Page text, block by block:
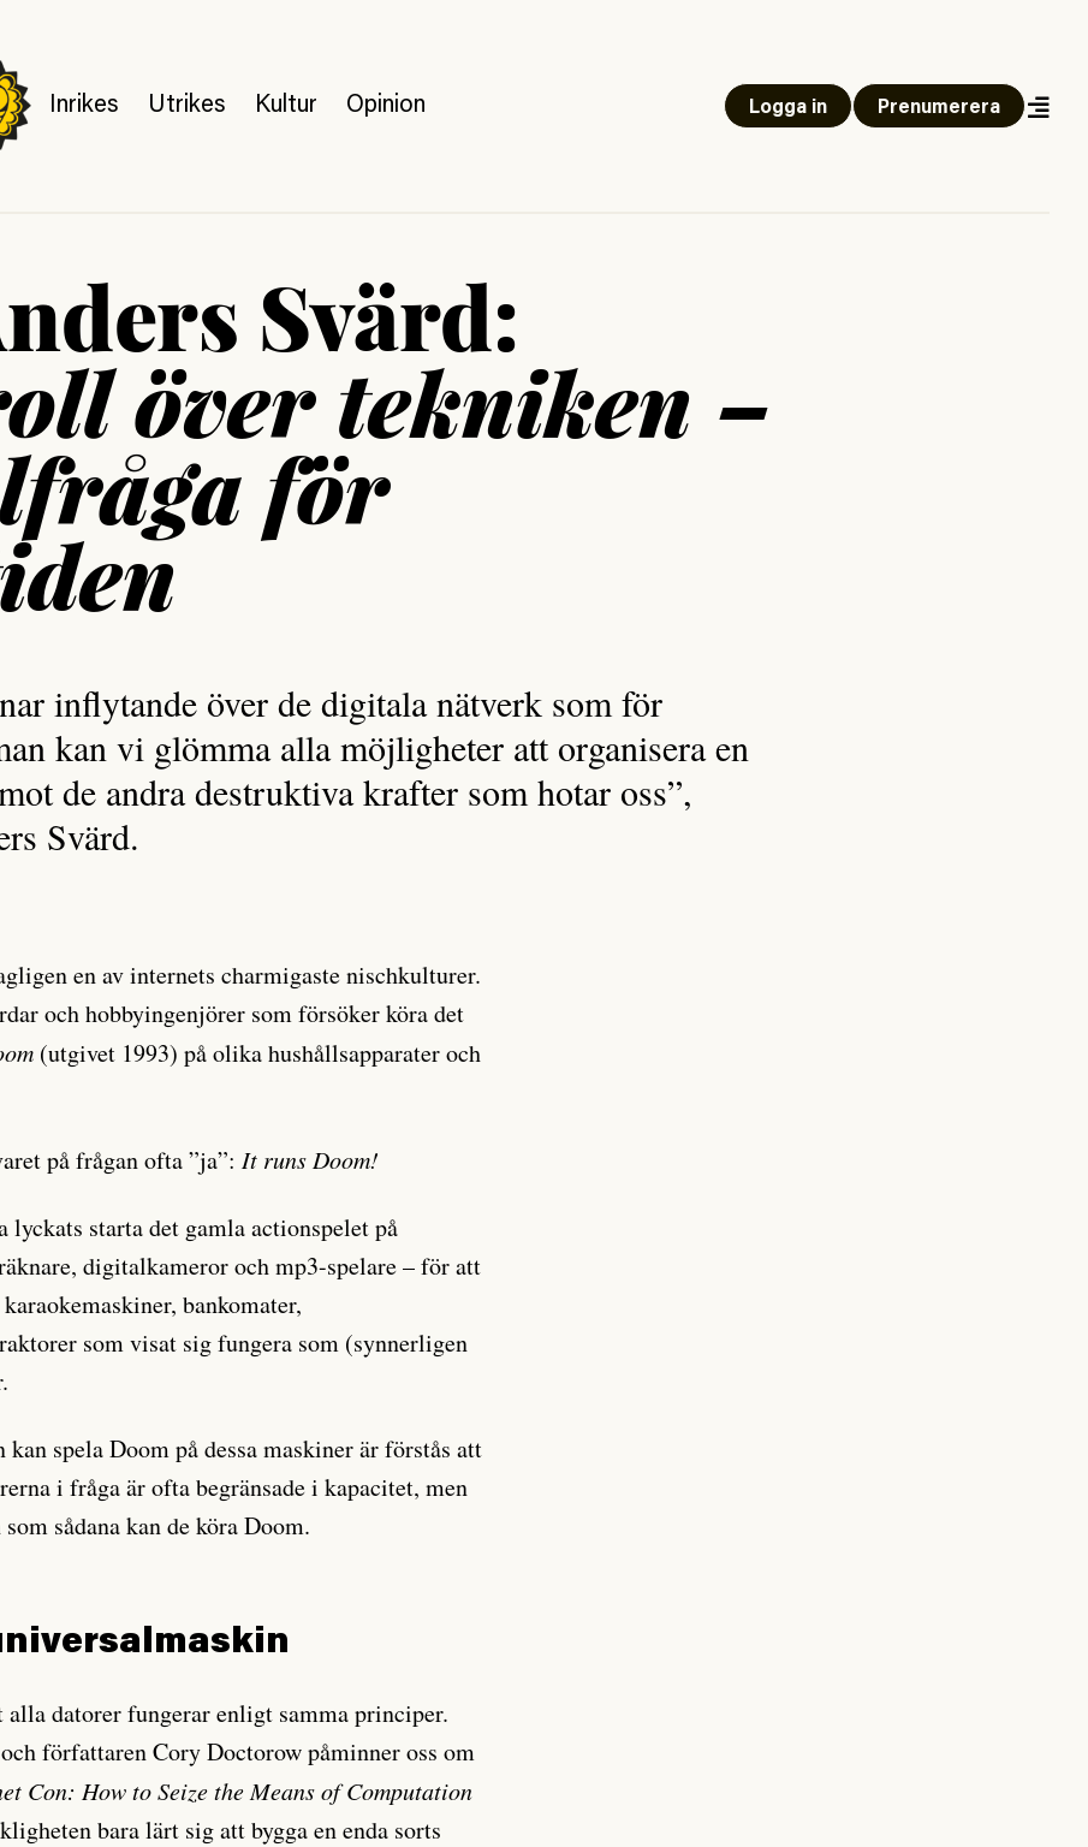
Inrikes Utrikes Kultur Opinion Logga in Prenumerera
Svärd:
över tekniken –
för
inflytande över de digitala nätverk som för
kan vi glömma alla möjligheter att organisera en
de andra destruktiva krafter som hotar oss”,
Svärd.
en av internets charmigaste nischkulturer.
och hobbyingenjörer som försöker köra det
(utgivet 1993) på olika hushållsapparater och
på frågan ofta ”ja”:It runs Doom!
starta det gamla actionspelet på
digitalkameror och mp3-spelare – för att
bankomater,
som visat sig fungera som (synnerligen
spela Doom på dessa maskiner är förstås att
i fråga är ofta begränsade i kapacitet, men
sådana kan de köra Doom.
alla datorer fungerar enligt samma principer.
författaren Cory Doctorow påminner oss om
Con: How to Seize the Means of Computation
bara lärt sig att bygga en enda sorts